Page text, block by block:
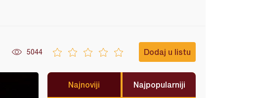
5044 Dodaj u listu
Najnoviji Najpopularniji